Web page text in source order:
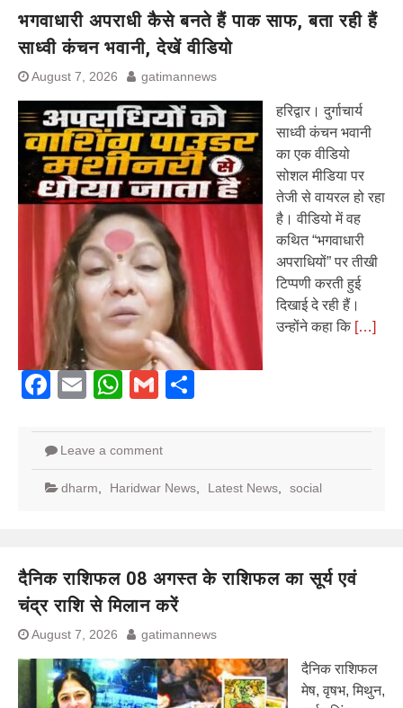
भगवाधारी अपराधी कैसे बनते हैं पाक साफ, बता रही हैं
साध्वी कंचन भवानी, देखें वीडियो
August 7, 2026 gatimannews
हरिद्वार। दुर्गाचार्य
साध्वी कंचन भवानी
का एक वीडियो
सोशल मीडिया पर
तेजी से वायरल हो रहा
है। वीडियो में वह
कथित “भगवाधारी
अपराधियों” पर तीखी
टिप्पणी करती हुई
दिखाई दे रही हैं।
उन्होंने कहा कि […]
Facebook
EmailWhatsApp
Gmail
Leave a comment
dharm Haridwar News Latest News social
दैनिक राशिफल 08 अगस्त के राशिफल का सूर्य एवं
चंद्र राशि से मिलान करें
August 7, 2026 gatimannews
दैनिक राशिफल
मेष, वृषभ, मिथुन,